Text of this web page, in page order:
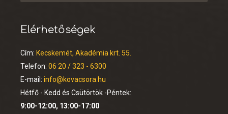
Elérhetőségek
Cím: Kecskemét, Akadémia krt. 55.
Telefon: 06 20 / 323 - 6300
E-mail: info@kovacsora.hu
Hétfő - Kedd és Csütörtök -Péntek:
9:00-12:00, 13:00-17:00